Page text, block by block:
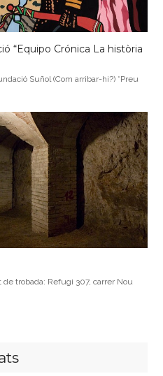
“Equipo Crónica La història
Suñol (Com arribar-hi?) *Preu
trobada: Refugi 307, carrer Nou